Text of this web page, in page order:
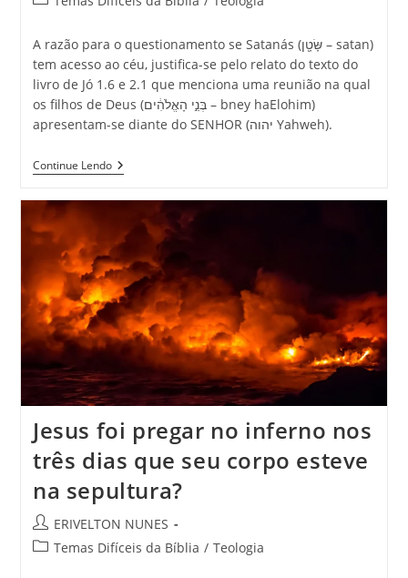
A razão para o questionamento se Satanás (שָּׂטָ֖ן – satan)
tem acesso ao céu, justifica-se pelo relato do texto do
livro de Jó 1.6 e 2.1 que menciona uma reunião na qual
os filhos de Deus (בְּנֵ֣י הָאֱלֹהִ֔ים – bney haElohim)
apresentam-se diante do SENHOR (יהוה Yahweh).
Continue Lendo
Jesus foi pregar no inferno nos
três dias que seu corpo esteve
na sepultura?
ERIVELTON NUNES
Temas Difíceis da Bíblia / Teologia